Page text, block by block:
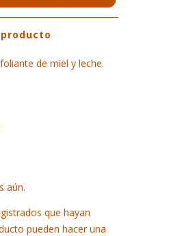
de miel y leche.
aún.
que hayan
pueden hacer una